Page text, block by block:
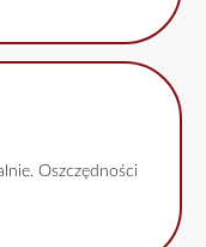
Oszczędności